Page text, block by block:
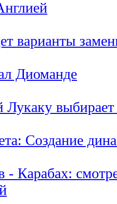
варианты
Диоманде
Лукаку
Создание
- Карабах: